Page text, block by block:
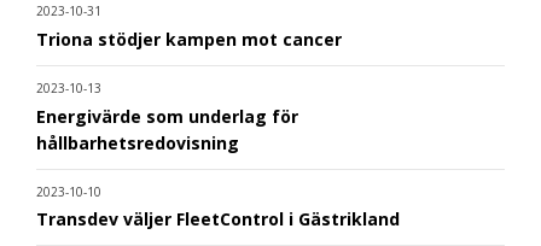
2023-10-31
Triona stödjer kampen mot cancer
2023-10-13
Energivärde som underlag för
hållbarhetsredovisning
2023-10-10
Transdev väljer FleetControl i Gästrikland